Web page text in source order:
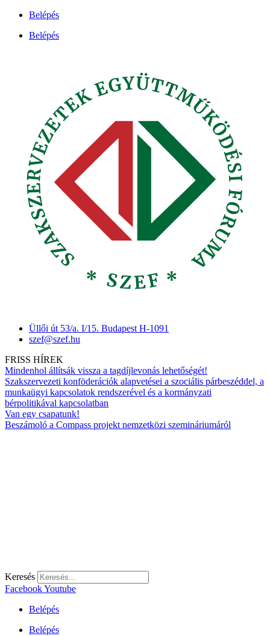
Ugrás
tartalomhoz
Belépés
Belépés
Üllői út 53/a. I/15. Budapest H-1091
szef@szef.hu
FRISS HÍREK
Mindenhol állítsák vissza a tagdíjlevonás lehetőségét!
Szakszervezeti konföderációk alapvetései a szociális párbeszéddel, a
munkaügyi kapcsolatok rendszerével és a kormányzati
bérpolitikával kapcsolatban
Van egy csapatunk!
Beszámoló a Compass projekt nemzetközi szemináriumáról
Keresés
FacebookYoutube
Belépés
Belépés